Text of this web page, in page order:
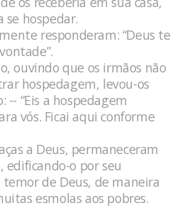
se hospedar.
responderam: “Deus te
ouvindo que os irmãos não
hospedagem, levou-os
-- “Eis a hospedagem
vós. Ficai aqui conforme
a Deus, permaneceram
o por seu
de Deus, de maneira
esmolas aos pobres.